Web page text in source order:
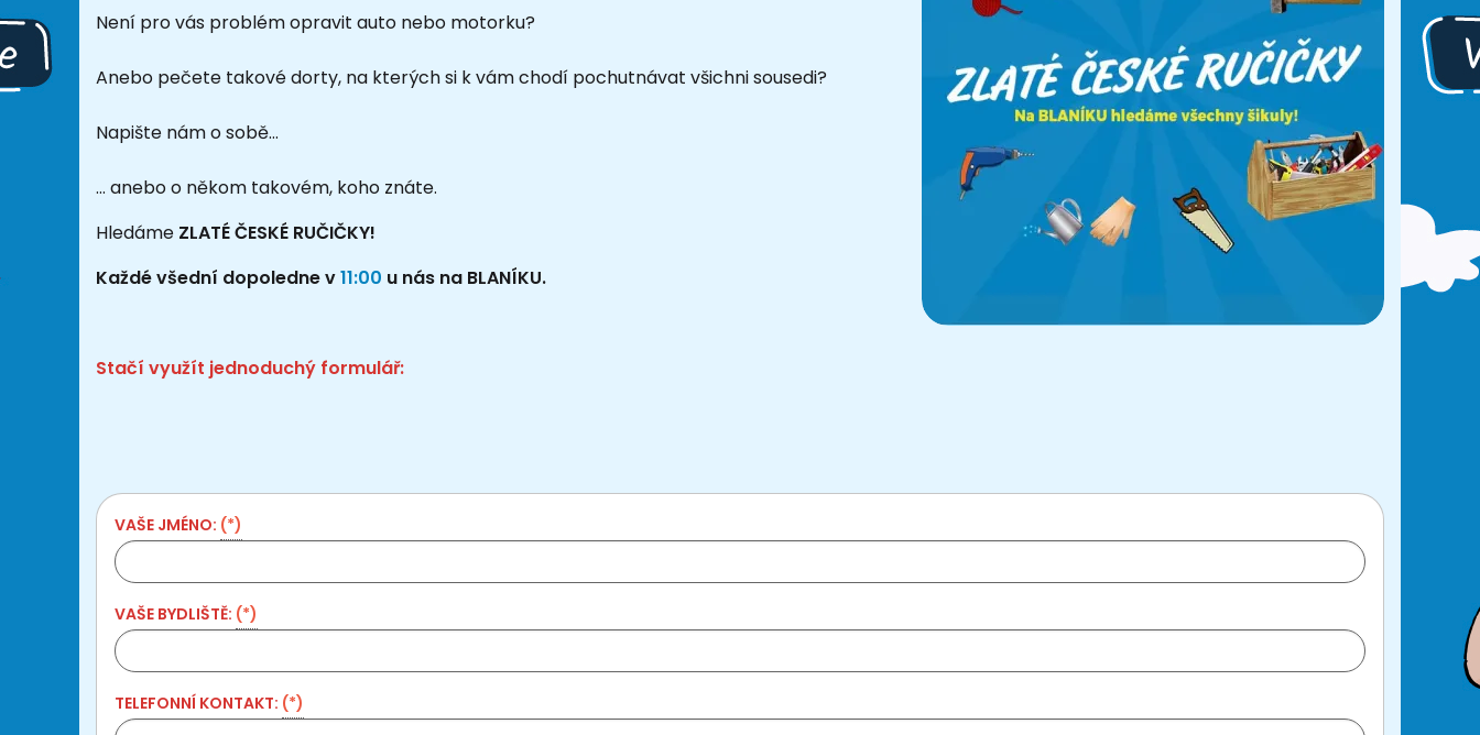
Není pro vás problém opravit auto nebo motorku?
Anebo pečete takové dorty, na kterých si k vám chodí pochutnávat všichni sousedi?
Napište nám o sobě…
… anebo o někom takovém, koho znáte.
Hledáme ZLATÉ ČESKÉ RUČIČKY!
Každé všední dopoledne v11:00 u nás na BLANÍKU.
Stačí využít jednoduchý formulář:
VAŠE JMÉNO: (*)
VAŠE BYDLIŠTĚ: (*)
TELEFONNÍ KONTAKT: (*)